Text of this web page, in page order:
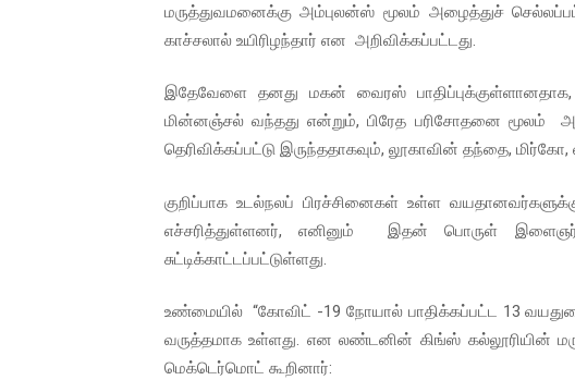
மருத்துவமனைக்கு அம்புலன்ஸ் மூலம் அழைத்துச்
காச்சலால் உயிரிழந்தார் என அறிவிக்கப்பட்டது.
இதேவேளை தனது மகன் வைரஸ் பாதிப்புக்குள்ளானதாக,
மின்னஞ்சல் வந்தது என்றும், பிரேத பரிசோதனை மூலம்
தெரிவிக்கப்பட்டு இருந்ததாகவும், லூகாவின் தந்தை, மிர்கோ,
குறிப்பாக உடல்நலப் பிரச்சினைகள் உள்ள
எச்சரித்துள்ளனர், எனினும் இதன் பொருள்
சுட்டிக்காட்டப்பட்டுள்ளது.
உண்மையில் “கோவிட் -19 நோயால் பாதிக்கப்பட்ட 13
வருத்தமாக உள்ளது. என லண்டனின் கிங்ஸ் கல்லூரியின்
மெக்டெர்மொட் கூறினார்: